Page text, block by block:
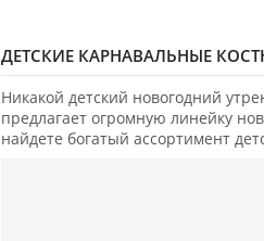
ДЕТСКИЕ КАРНАВАЛЬНЫЕ
Никакой детский новогодний
предлагает огромную линейку
найдете богатый ассортимент